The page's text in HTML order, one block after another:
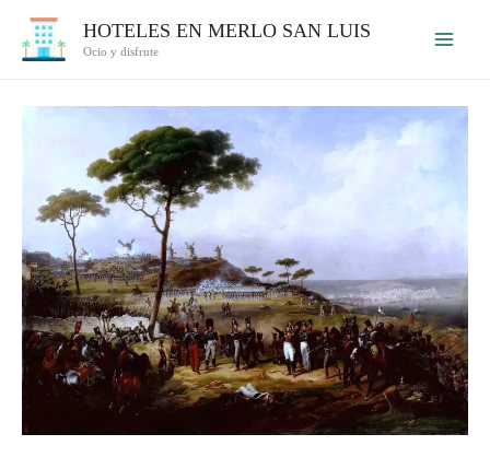
HOTELES EN MERLO SAN LUIS
Ocio y disfrute